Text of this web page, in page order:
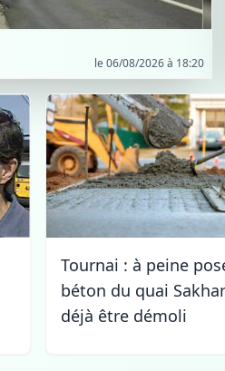
le 06/08/2026 à 18:20
Tournai : à peine
béton du quai
déjà être démoli